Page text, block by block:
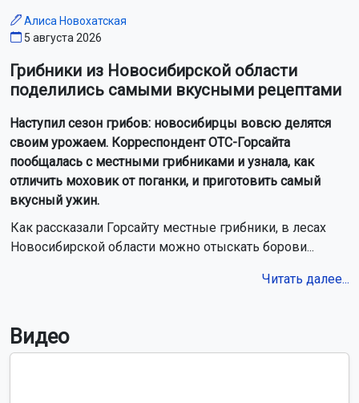
Алиса Новохатская
5 августа 2026
Грибники из Новосибирской области
поделились самыми вкусными рецептами
Наступил сезон грибов: новосибирцы вовсю делятся
своим урожаем. Корреспондент ОТС-Горсайта
пообщалась с местными грибниками и узнала, как
отличить моховик от поганки, и приготовить самый
вкусный ужин.
Как рассказали Горсайту местные грибники, в лесах
Новосибирской области можно отыскать борови...
Читать далее...
Видео